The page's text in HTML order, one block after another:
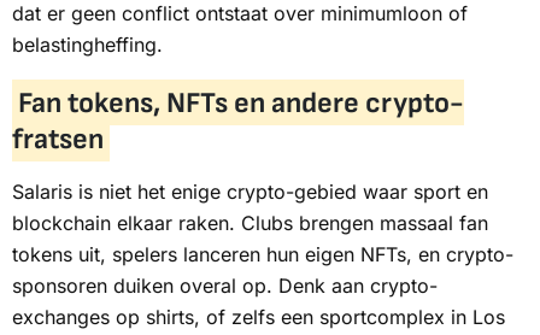
dat er geen conflict ontstaat over minimumloon of
belastingheffing.
Fan tokens, NFTs en andere crypto-
fratsen
Salaris is niet het enige crypto-gebied waar sport en
blockchain elkaar raken. Clubs brengen massaal fan
tokens uit, spelers lanceren hun eigen NFTs, en crypto-
sponsoren duiken overal op. Denk aan crypto-
exchanges op shirts, of zelfs een sportcomplex in Los